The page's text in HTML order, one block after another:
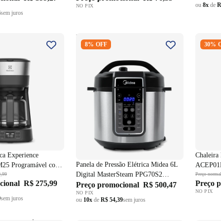
sem juros
NO PIX ou 8x de
Programável
Experience
Programável com
R$ 275,99
sem juros
Panela de Pressão Elétrica Midea
6L Digital MasterSteam PPG70S2
8% OFF
Panela de Pressão Elétrica Midea 6L
Digital MasterSteam PPG70S2
Inox/Preto 220V
Preço promocional R$ 500,47
NO PIX
ou 10x de R$ 54,39sem juros
30%
Preço
Preço
NO PIX